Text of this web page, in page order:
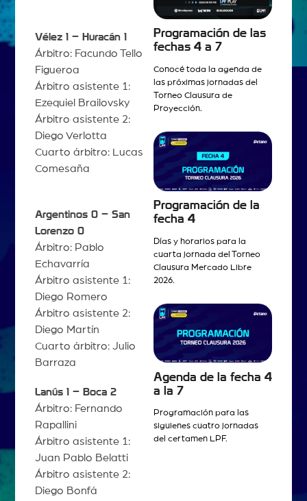
Vélez 1 – Huracán 1
Árbitro: Facundo Tello
Figueroa
Árbitro asistente 1:
Ezequiel Brailovsky
Árbitro asistente 2:
Diego Verlotta
Cuarto árbitro: Lucas
Comesaña
Argentinos 0 – San
Lorenzo 0
Árbitro: Pablo
Echavarría
Árbitro asistente 1:
Diego Romero
Árbitro asistente 2:
Diego Martín
Cuarto árbitro: Julio
Barraza
Lanús 1 – Boca 2
Árbitro: Fernando
Rapallini
Árbitro asistente 1:
Juan Pablo Belatti
Árbitro asistente 2:
Diego Bonfá
Programación de las
fechas 4 a 7
Conocé toda la agenda de
las próximas jornadas del
Torneo Clausura de
Proyección.
Programación de la
fecha 4
Días y horarios para la
cuarta jornada del Torneo
Clausura Mercado Libre
2026.
Agenda de la fecha 4
a la 7
Programación para las
siguienes cuatro jornadas
del certamen LPF.